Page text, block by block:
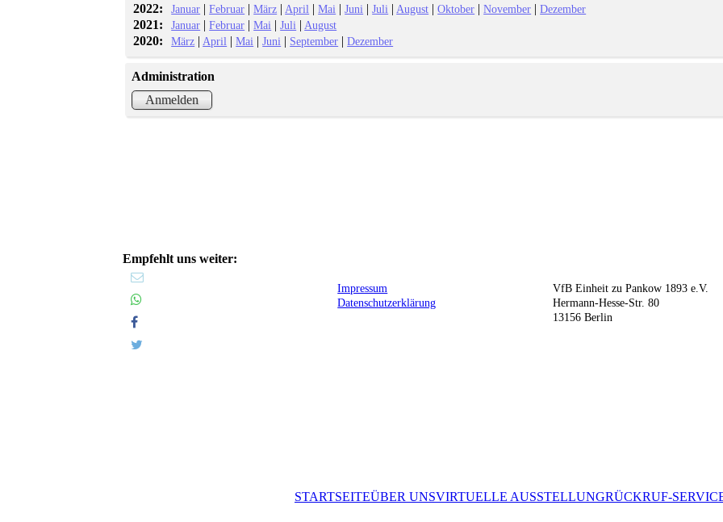
2022: Januar |Februar |März | April |Mai |Juni |Juli | August |Oktober |November |Dezember
2021: Januar |Februar |Mai |Juli | August
2020: März | April |Mai |Juni | September |Dezember
Administration
Anmelden
Empfehlt uns weiter:
Impressum
Datenschutzerklärung
VfB Einheit zu Pankow 1893 e.V.
Hermann-Hesse-Str. 80
13156 Berlin
STARTSEITEÜBER UNSVIRTUELLE AUSSTELLUNGRÜCKRUF-